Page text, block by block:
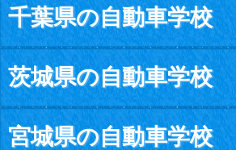
千葉県の自動車学校
茨城県の自動車学校
宮城県の自動車学校